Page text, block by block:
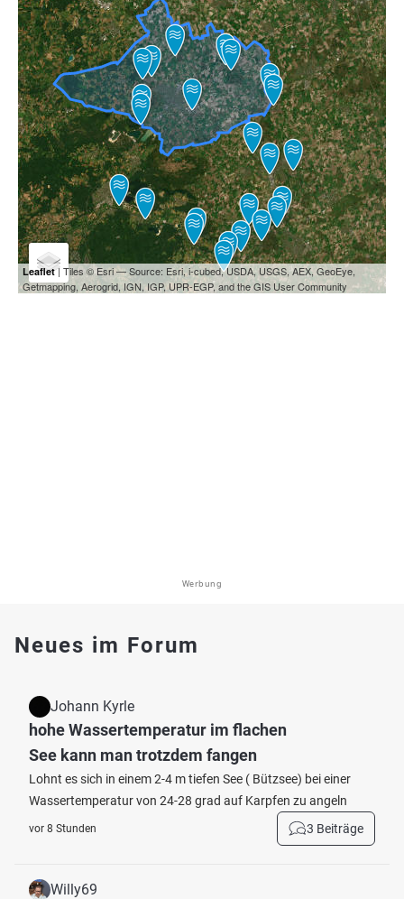
Leaflet| Tiles © Esri — Source: Esri, i-cubed, USDA, USGS, AEX, GeoEye,
Getmapping, Aerogrid, IGN, IGP, UPR-EGP, and the GIS User Community
Werbung
Neues im Forum
Johann Kyrle
hohe Wassertemperatur im flachen
See kann man trotzdem fangen
Lohnt es sich in einem 2-4 m tiefen See ( Bützsee) bei einer
Wassertemperatur von 24-28 grad auf Karpfen zu angeln
vor 8 Stunden 3 Beiträge
Willy69